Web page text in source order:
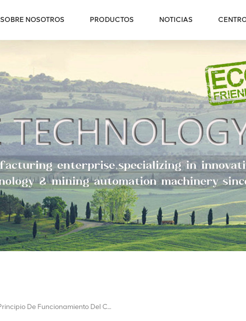
SOBRE NOSOTROS PRODUCTOS NOTICIAS
¿Cuál Es El Principio De Funcionamiento Del Clasificador De Color?